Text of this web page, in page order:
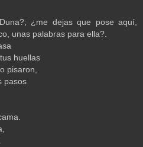
¿me dejas que pose aquí,
unas palabras para ella?.
huellas
pisaron,
pasos